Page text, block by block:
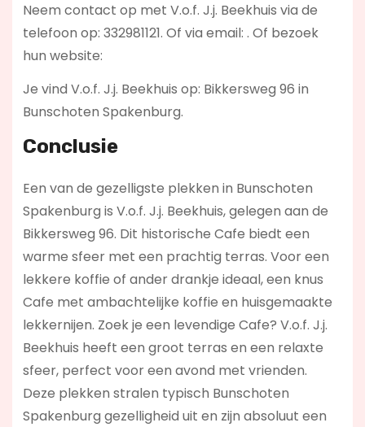
Neem contact op met V.o.f. J.j. Beekhuis via de
telefoon op: 332981121. Of via email: . Of bezoek
hun website:
Je vind V.o.f. J.j. Beekhuis op: Bikkersweg 96 in
Bunschoten Spakenburg.
Conclusie
Een van de gezelligste plekken in Bunschoten
Spakenburg is V.o.f. J.j. Beekhuis, gelegen aan de
Bikkersweg 96. Dit historische Cafe biedt een
warme sfeer met een prachtig terras. Voor een
lekkere koffie of ander drankje ideaal, een knus
Cafe met ambachtelijke koffie en huisgemaakte
lekkernijen. Zoek je een levendige Cafe? V.o.f. J.j.
Beekhuis heeft een groot terras en een relaxte
sfeer, perfect voor een avond met vrienden.
Deze plekken stralen typisch Bunschoten
Spakenburg gezelligheid uit en zijn absoluut een